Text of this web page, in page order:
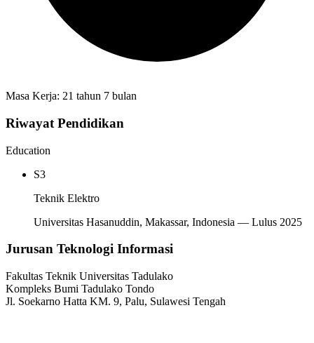
Masa Kerja: 21 tahun 7 bulan
Riwayat Pendidikan
Education
S3
Teknik Elektro
Universitas Hasanuddin, Makassar, Indonesia — Lulus 2025
Jurusan Teknologi Informasi
Fakultas Teknik Universitas Tadulako
Kompleks Bumi Tadulako Tondo
Jl. Soekarno Hatta KM. 9, Palu, Sulawesi Tengah